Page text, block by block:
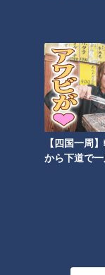
【四国一周
から下道で
ダイソーでお客さん
覗き見！商品のユニ
方法が明らかに
フェイスシールドで